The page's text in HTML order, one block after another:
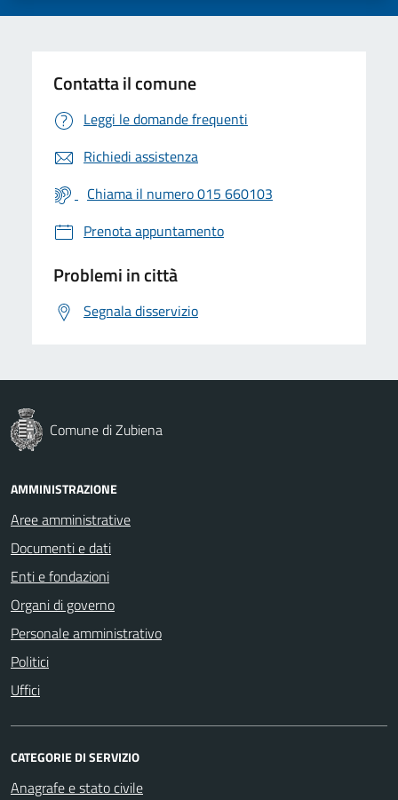
Contatta il comune
Leggi le domande frequenti
Richiedi assistenza
Chiama il numero 015 660103
Prenota appuntamento
Problemi in città
Segnala disservizio
Comune di Zubiena
AMMINISTRAZIONE
Aree amministrative
Documenti e dati
Enti e fondazioni
Organi di governo
Personale amministrativo
Politici
Uffici
CATEGORIE DI SERVIZIO
Anagrafe e stato civile